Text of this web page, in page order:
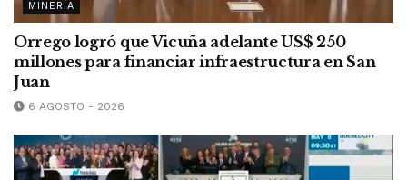
MINERÍA
Orrego logró que Vicuña adelante US$ 250
millones para financiar infraestructura en San
Juan
6 AGOSTO - 2026